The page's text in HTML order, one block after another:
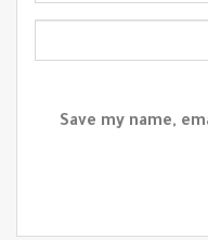
Save my name,